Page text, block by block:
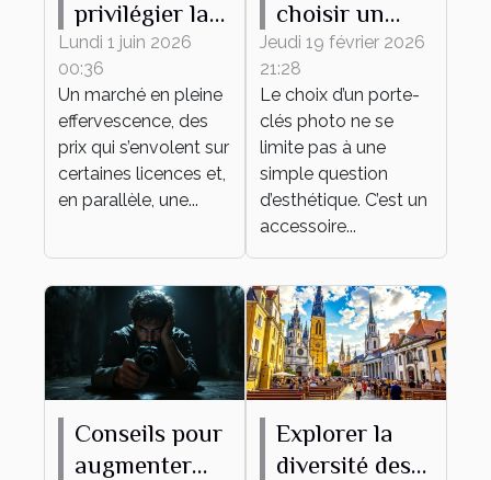
privilégier la
rareté ou
l’attachement
émotionnel
pour sa
collection de
figurines ?
Lundi 1 juin 2026
00:36
Un marché en pleine
effervescence, des
prix qui s’envolent sur
certaines licences et,
en parallèle, une...
choisir un
porte-clés
photo idéal
pour vous ?
Jeudi 19 février 2026
21:28
Le choix d’un porte-
clés photo ne se
limite pas à une
simple question
d’esthétique. C’est un
accessoire...
Conseils pour
augmenter
Explorer la
diversité des